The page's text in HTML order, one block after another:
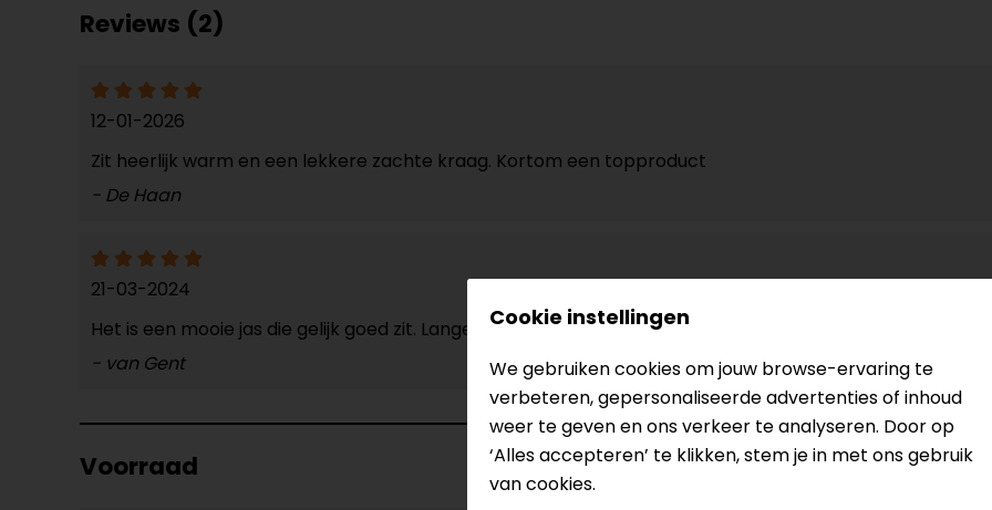
Reviews (2)
12-01-2026
Zit heerlijk warm en een lekkere zachte kraag. Kortom een topproduct
- De Haan
21-03-2024
Het is een mooie jas die gelijk goed zit. Lange mouwen en een fijne binnenvoering. Tevens snel geleverd!
- van Gent
Voorraad
Cookie instellingen
We gebruiken cookies om jouw browse-ervaring te
verbeteren, gepersonaliseerde advertenties of inhoud
weer te geven en ons verkeer te analyseren. Door op
‘Alles accepteren’ te klikken, stem je in met ons gebruik
van cookies.